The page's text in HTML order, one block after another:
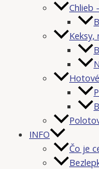
Chlieb
Keksy,
INFO
Čo je